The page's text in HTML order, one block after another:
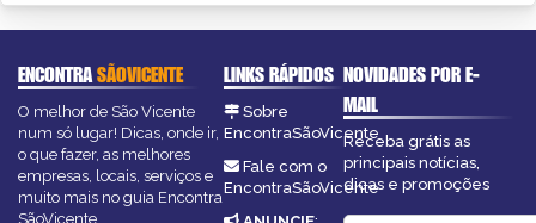
ENCONTRASÃOVICENTE
O melhor de São Vicente
num só lugar! Dicas, onde ir,
o que fazer, as melhores
empresas, locais, serviços e
muito mais no guia Encontra
SãoVicente.
LINKS RÁPIDOS
Sobre
EncontraSãoVicente
Fale com o
EncontraSãoVicente
NOVIDADES POR E-
MAIL
Receba grátis as
principais notícias,
dicas e promoções